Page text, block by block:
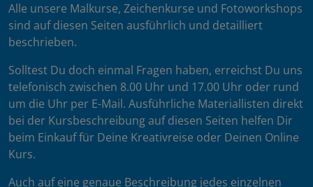
Alle unsere Malkurse, Zeichenkurse und Fotoworkshops
sind auf diesen Seiten ausführlich und detailliert
beschrieben.
Solltest Du doch einmal Fragen haben, erreichst Du uns
telefonisch zwischen 8.00 Uhr und 17.00 Uhr oder rund
um die Uhr per E-Mail. Ausführliche Materiallisten direkt
bei der Kursbeschreibung auf diesen Seiten helfen Dir
beim Einkauf für Deine Kreativreise oder Deinen Online
Kurs.
Auch auf eine genaue Beschreibung jedes einzelnen